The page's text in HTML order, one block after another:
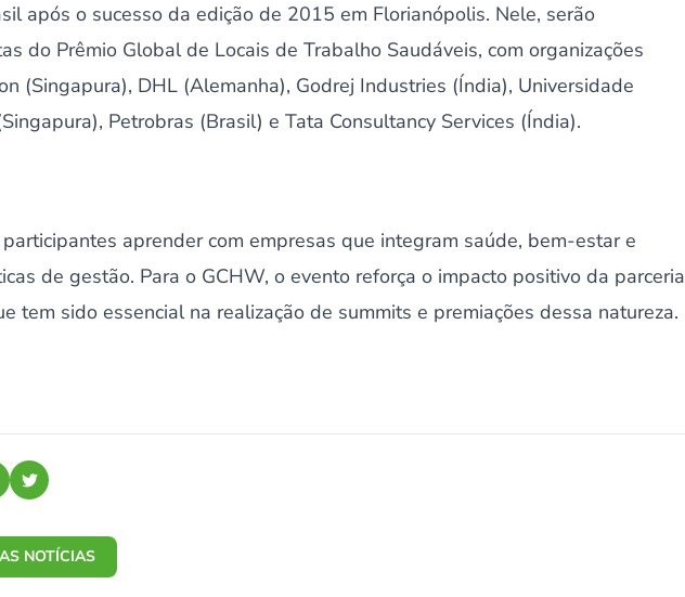
após o sucesso da edição de 2015 em Florianópolis. Nele, serão
do Prêmio Global de Locais de Trabalho Saudáveis, com organizações
(Singapura), DHL (Alemanha), Godrej Industries (Índia), Universidade
Petrobras (Brasil) e Tata Consultancy Services (Índia).
aprender com empresas que integram saúde, bem-estar e
de gestão. Para o GCHW, o evento reforça o impacto positivo da parceria
tem sido essencial na realização de summits e premiações dessa natureza.
NOTÍCIAS